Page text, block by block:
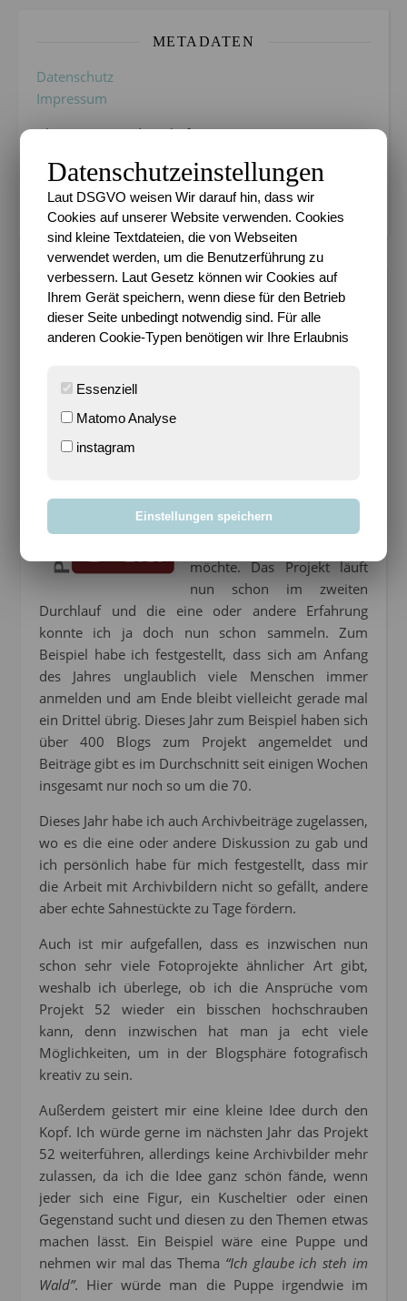
METADATEN
Datenschutz
Impressum
Bloggen mit Leidenschaft seit 14.03.2004
Cookie-Einstellungen verwalten
PROJEKT 52
Das Projekt 52 im Jahre
30. November 2009
Gedanken machen ob und
wie ich das Projekt im
möchte. Das Projekt läuft
nun schon im zweiten
Durchlauf und die eine oder andere Erfahrung
konnte ich ja doch nun schon sammeln. Zum
Beispiel habe ich festgestellt, dass sich am Anfang
des Jahres unglaublich viele Menschen immer
anmelden und am Ende bleibt vielleicht gerade mal
ein Drittel übrig. Dieses Jahr zum Beispiel haben sich
über 400 Blogs zum Projekt angemeldet und
Beiträge gibt es im Durchschnitt seit einigen Wochen
insgesamt nur noch so um die 70.
Dieses Jahr habe ich auch Archivbeiträge zugelassen,
wo es die eine oder andere Diskussion zu gab und
ich persönlich habe für mich festgestellt, dass mir
die Arbeit mit Archivbildern nicht so gefällt, andere
aber echte Sahnestückte zu Tage fördern.
Auch ist mir aufgefallen, dass es inzwischen nun
schon sehr viele Fotoprojekte ähnlicher Art gibt,
weshalb ich überlege, ob ich die Ansprüche vom
Projekt 52 wieder ein bisschen hochschrauben
kann, denn inzwischen hat man ja echt viele
Möglichkeiten, um in der Blogsphäre fotografisch
kreativ zu sein.
Außerdem geistert mir eine kleine Idee durch den
Kopf. Ich würde gerne im nächsten Jahr das Projekt
52 weiterführen, allerdings keine Archivbilder mehr
zulassen, da ich die Idee ganz schön fände, wenn
jeder sich eine Figur, ein Kuscheltier oder einen
Gegenstand sucht und diesen zu den Themen etwas
machen lässt. Ein Beispiel wäre eine Puppe und
nehmen wir mal das Thema “Ich glaube ich steh im
Wald”. Hier würde man die Puppe irgendwie im
Datenschutzeinstellungen
Laut DSGVO weisen Wir darauf hin, dass wir
Cookies auf unserer Website verwenden. Cookies
sind kleine Textdateien, die von Webseiten
verwendet werden, um die Benutzerführung zu
verbessern. Laut Gesetz können wir Cookies auf
Ihrem Gerät speichern, wenn diese für den Betrieb
dieser Seite unbedingt notwendig sind. Für alle
anderen Cookie-Typen benötigen wir Ihre Erlaubnis
Essenziell
Matomo Analyse
instagram
Einstellungen speichern